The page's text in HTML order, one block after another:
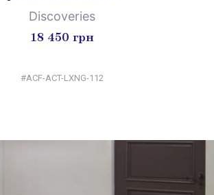
Discoveries
18 450 грн
#ACF-ACT-LXNG-112